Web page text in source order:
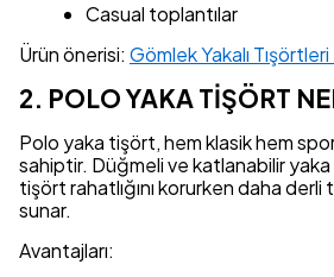
Casual toplantılar
Ürün önerisi: Gömlek Yakalı
2. POLO YAKA TİŞÖRT
Polo yaka tişört, hem klasik hem
sahiptir. Düğmeli ve katlanabilir
tişört rahatlığını korurken daha
sunar.
Avantajları: